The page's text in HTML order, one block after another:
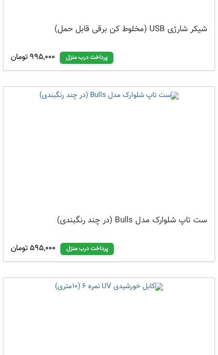
شیکر شارژی USB (مخلوط کن برقی قابل حمل)
995,000 تومان پرداخت درب منزل
ست تاپ شلوارک مدل Bulls (در چند رنگبندی)
595,000 تومان پرداخت درب منزل